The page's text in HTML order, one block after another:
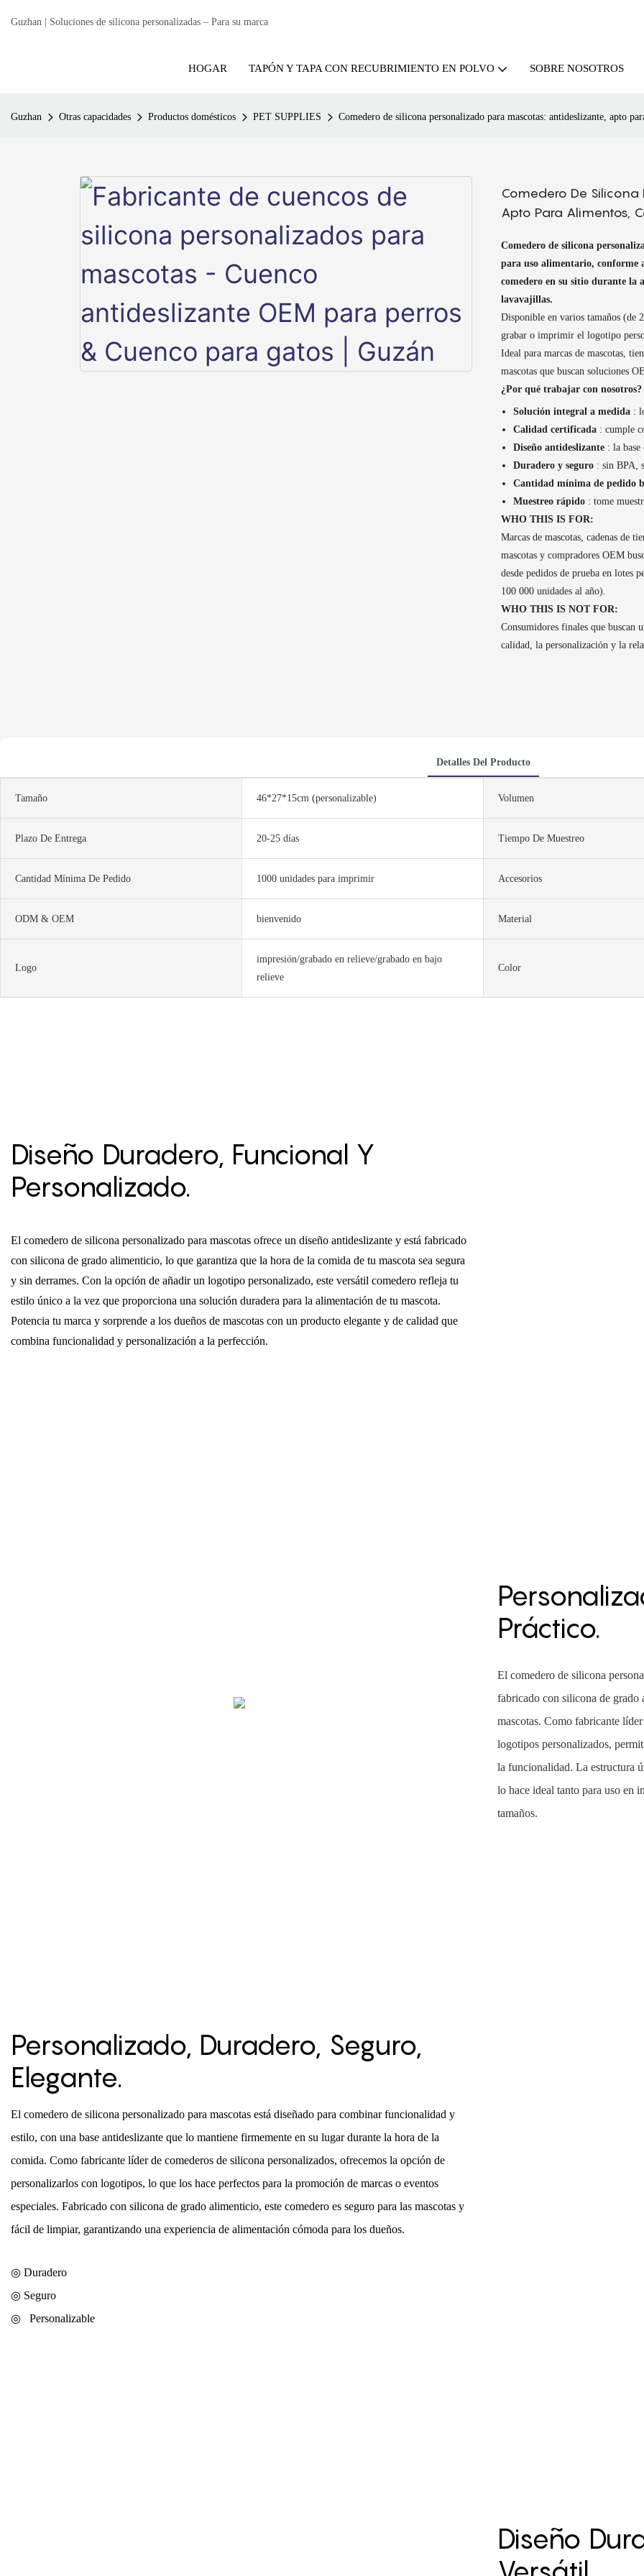
Guzhan | Soluciones de silicona personalizadas – Para su marca
HOGAR TAPÓN Y TAPA CON RECUBRIMIENTO EN POLVO SOBRE NOSOTROS
Guzhan Otras capacidades Productos domésticos PET SUPPLIES Comedero de silicona personalizado para mascotas: antideslizante, apto
Comedero De
Apto Para Alimentos,
Comedero de silicona
para uso alimentario, conforme
comedero en su sitio durante la
lavavajillas.
Disponible en varios tamaños (de
grabar o imprimir el logotipo
Ideal para marcas de mascotas,
mascotas que buscan soluciones
¿Por qué trabajar con nosotros?
Solución integral a medida:
Calidad certificada: cumple
Diseño antideslizante: la base
Duradero y seguro: sin BPA,
Cantidad mínima de pedido
Muestreo rápido: tome
WHO THIS IS FOR:
Marcas de mascotas, cadenas de
mascotas y compradores OEM
desde pedidos de prueba en lotes
100 000 unidades al año).
WHO THIS IS NOT FOR:
Consumidores finales que buscan
calidad, la personalización y la
Detalles Del Producto
Tamaño 46*27*15cm (personalizable) Volumen
Plazo De Entrega 20-25 días Tiempo De Muestreo
Cantidad Mínima De Pedido 1000 unidades para imprimir Accesorios
ODM & OEM bienvenido Material
Logo
impresión/grabado en relieve/grabado en bajo
relieve
Color
Diseño Duradero, Funcional Y
Personalizado.
El comedero de silicona personalizado para mascotas ofrece un diseño antideslizante y está fabricado
con silicona de grado alimenticio, lo que garantiza que la hora de la comida de tu mascota sea segura
y sin derrames. Con la opción de añadir un logotipo personalizado, este versátil comedero refleja tu
estilo único a la vez que proporciona una solución duradera para la alimentación de tu mascota.
Potencia tu marca y sorprende a los dueños de mascotas con un producto elegante y de calidad que
combina funcionalidad y personalización a la perfección.
Práctico.
El comedero de silicona
fabricado con silicona de grado
mascotas. Como fabricante
logotipos personalizados,
la funcionalidad. La estructura
lo hace ideal tanto para uso en
tamaños.
Personalizado, Duradero, Seguro,
Elegante.
El comedero de silicona personalizado para mascotas está diseñado para combinar funcionalidad y
estilo, con una base antideslizante que lo mantiene firmemente en su lugar durante la hora de la
comida. Como fabricante líder de comederos de silicona personalizados, ofrecemos la opción de
personalizarlos con logotipos, lo que los hace perfectos para la promoción de marcas o eventos
especiales. Fabricado con silicona de grado alimenticio, este comedero es seguro para las mascotas y
fácil de limpiar, garantizando una experiencia de alimentación cómoda para los dueños.
◎ Duradero
◎ Seguro
◎
Personalizable
Diseño